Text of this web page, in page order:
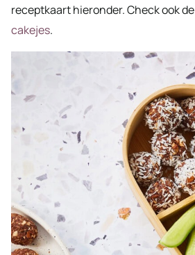
receptkaart hieronder. Check ook de
cakejes.